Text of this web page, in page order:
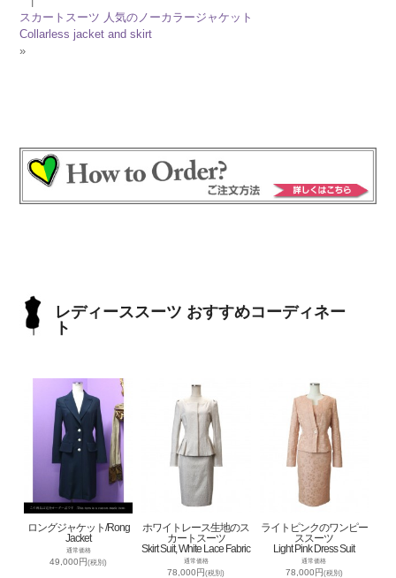
スカートスーツ 人気のノーカラージャケット
Collarless jacket and skirt
»
レディーススーツ おすすめコーディネー
ト
ロングジャケット/Rong
Jacket
通常価格
49,000円(税別)
ホワイトレース生地のス
カートスーツ
Skirt Suit, White Lace Fabric
通常価格
78,000円(税別)
ライトピンクのワンピー
ススーツ
Light Pink Dress Suit
通常価格
78,000円(税別)